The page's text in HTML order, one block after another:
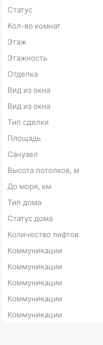
Статус
Кол-во комнат
Этаж
Этажность
Отделка
Вид из окна
Вид из окна
Тип сделки
Площадь
Санузел
Высота потолков, м
До моря, км
Тип дома
Статус дома
Количество лифтов
Коммуникации
Коммуникации
Коммуникации
Коммуникации
Коммуникации